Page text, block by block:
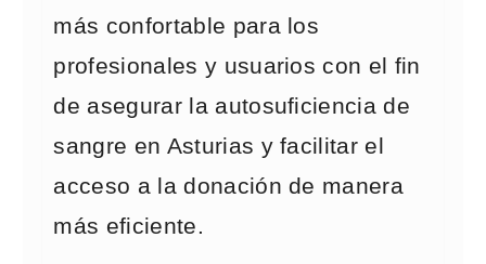
más confortable para los
profesionales y usuarios con el fin
de asegurar la autosuficiencia de
sangre en Asturias y facilitar el
acceso a la donación de manera
más eficiente.